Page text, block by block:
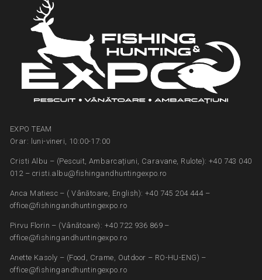
EXPO TEAM
Orar: luni-vineri, 10:00-17:00
Cristi Albu – (Pescuit, Ambarcațiuni, Caravane, Rulote): +40 743 040
012 – cristi.albu@fishingandhuntingexpo.ro
Anca Matiesc – ( Vânătoare, English): +40 745 204 444 –
office@fishingandhuntingexpo.ro
Pirvu Florin – (Vânătoare): +40 722 936 869 –
office@fishingandhuntingexpo.ro
Anette Kasoly – (Food, Crame, Outdoor – RO-HU-ENG) –
office@fishingandhuntingexpo.ro